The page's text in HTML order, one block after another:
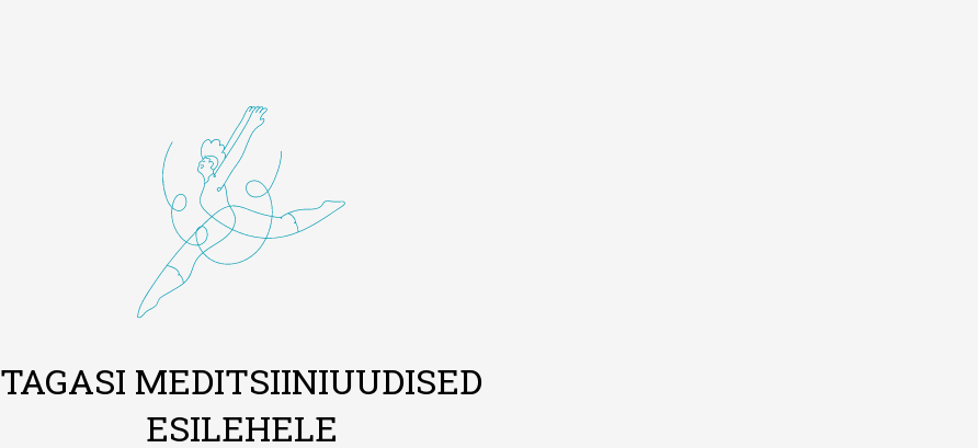
TAGASI MEDITSIINIUUDISED
ESILEHELE